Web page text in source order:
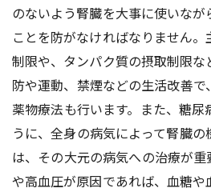
のないよう腎臓を大事に使いな
ことを防がなければなりません
制限や、タンパク質の摂取制限
防や運動、禁煙などの生活改善
薬物療法も行います。また、糖
うに、全身の病気によって腎臓
は、その大元の病気への治療が
や高血圧が原因であれば、血糖